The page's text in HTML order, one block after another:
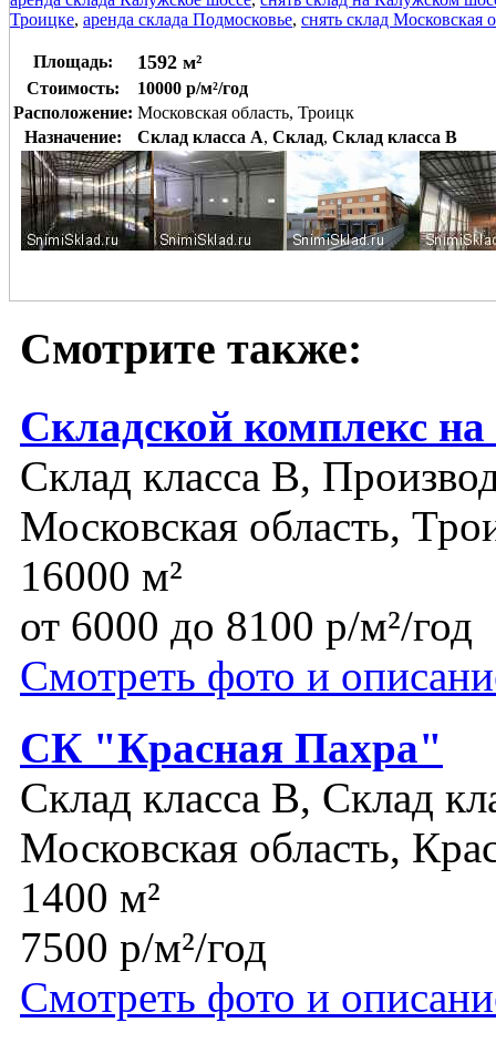
Троицке, аренда склада Подмосковье, снять склад Московская
Площадь: 1592 м²
Стоимость:
10000 р/м²/год
Расположение: Московская область, Троицк
Назначение:
Склад класса A, Склад, Склад класса B
Смотрите также:
Складской комплекс
Склад класса B,
Московская область,
16000 м²
от 6000 до 8100 р/м²/год
Смотреть фото и
СК "Красная Пахра"
Склад класса B, Склад
Московская область,
1400 м²
7500 р/м²/год
Смотреть фото и